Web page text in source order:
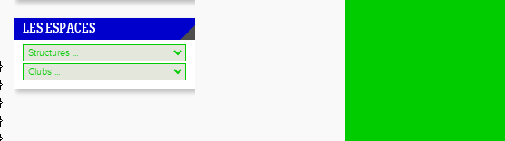
LES ESPACES